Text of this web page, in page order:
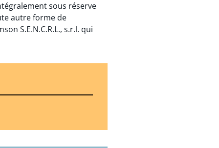
sous réserve
autre forme de
S.E.N.C.R.L., s.r.l. qui